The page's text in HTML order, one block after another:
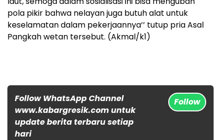
pola pikir bahwa nelayan juga butuh alat untuk
keselamatan dalam pekerjaannya’’ tutup pria Asal
Pangkah wetan tersebut. (Akmal/k1)
Follow WhatsApp Channel
www.kabargresik.com untuk
update berita terbaru setiap
hari
Follow